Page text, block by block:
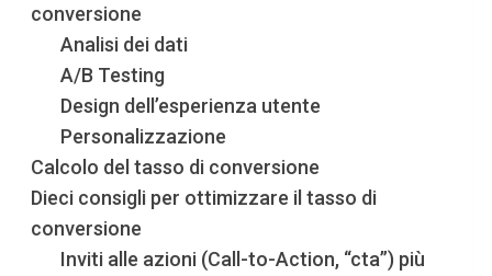
conversione
Analisi dei dati
A/B Testing
Design dell’esperienza utente
Personalizzazione
Calcolo del tasso di conversione
Dieci consigli per ottimizzare il tasso di
conversione
Inviti alle azioni (Call-to-Action, “cta”) più